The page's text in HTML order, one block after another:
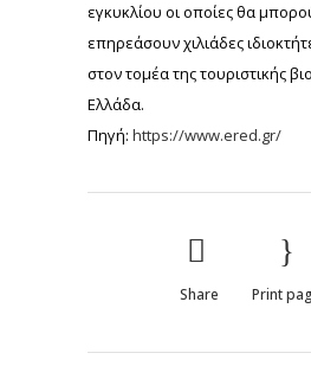
εγκυκλίου οι οποίες θα
επηρεάσουν χιλιάδες
στον τομέα της τουριστικής
Ελλάδα.
Πηγή: https://www.ered.gr/
Share Print